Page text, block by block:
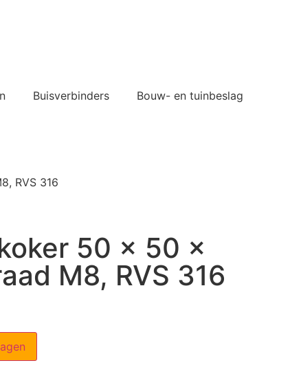
Buisverbinders Bouw- en tuinbeslag
RVS 316
50 x 50 x
M8, RVS 316